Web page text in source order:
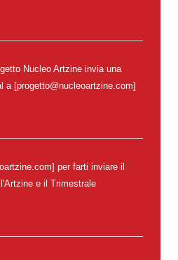
Nucleo Artzine invia una
a [progetto@nucleoartzine.com]
per farti inviare il
e il Trimestrale